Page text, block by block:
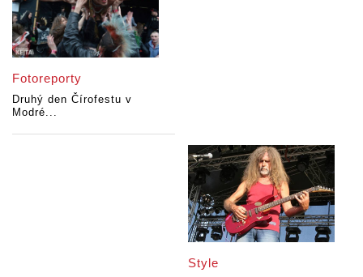
Fotoreporty
Druhý den Čírofestu v
Modré...
Style